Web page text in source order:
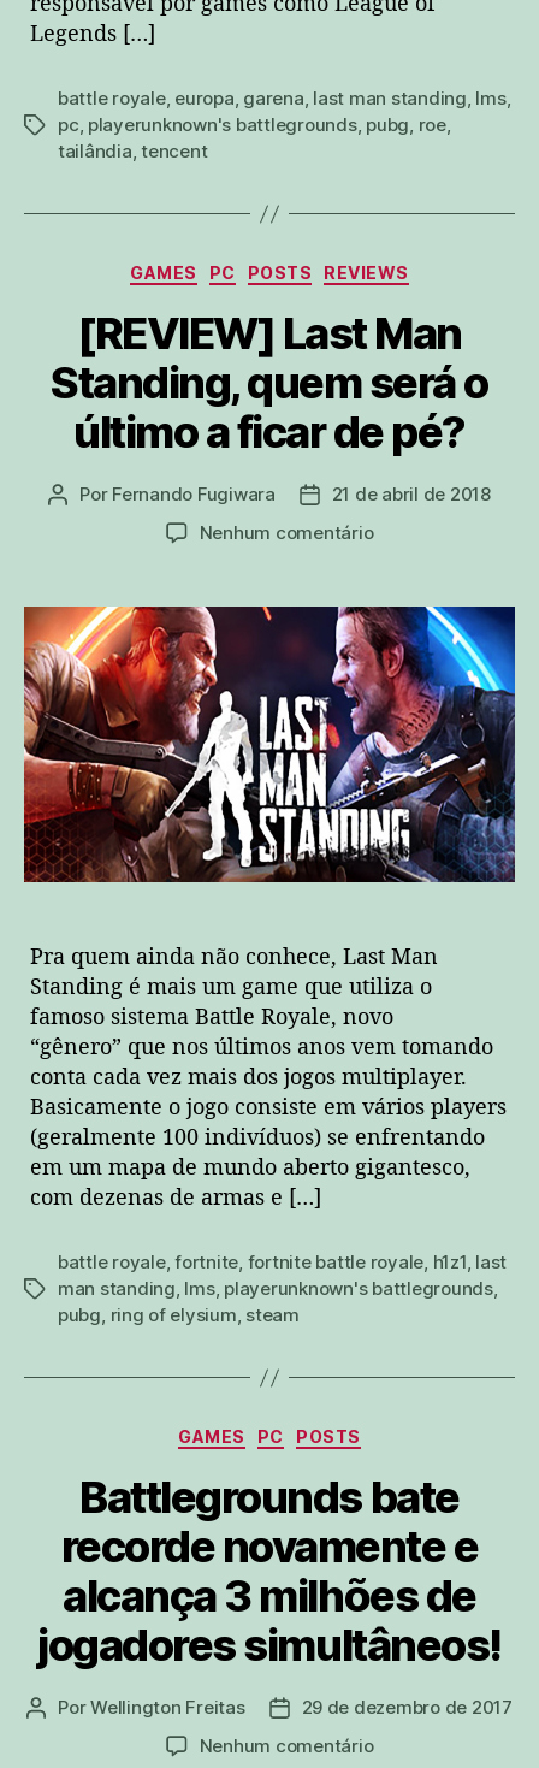
Legends […]
tags
battle royale, europa, garena, last man standing, lms,
pc, playerunknown's battlegrounds, pubg, roe,
tailândia,tencent
Categorias
GAMES PC POSTS REVIEWS
[REVIEW] Last Man
Standing, quem será o
último a ficar de pé?
Autor
Por Fernando Fugiwara
Data21 de abril de 2018
Nenhum comentárioem
Man
Standing,
quem
será
o
último
a
ficar
de
pé?
Pra quem ainda não conhece, Last Man
Standing é mais um game que utiliza o
famoso sistema Battle Royale, novo
“gênero” que nos últimos anos vem tomando
conta cada vez mais dos jogos multiplayer.
Basicamente o jogo consiste em vários players
(geralmente 100 indivíduos) se enfrentando
em um mapa de mundo aberto gigantesco,
com dezenas de armas e […]
tags
battle royale,fortnite, fortnite battle royale, h1z1, last
man standing, lms, playerunknown's battlegrounds,
pubg, ring of elysium, steam
Categorias
GAMES PC POSTS
Battlegrounds bate
recorde novamente e
alcança 3 milhões de
jogadores simultâneos!
Autor
PorWellington Freitas
Data29 de dezembro de 2017
Nenhum comentárioem